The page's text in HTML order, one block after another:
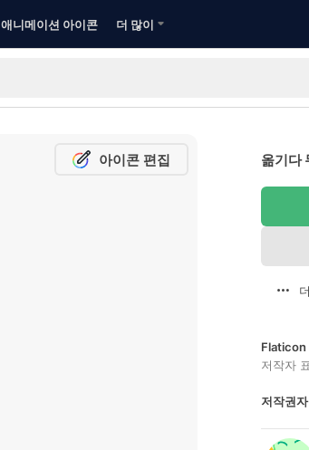
애니메이션 아이콘 더 많이
아이콘 편집 옮기다
Flaticon
저작자
저작권